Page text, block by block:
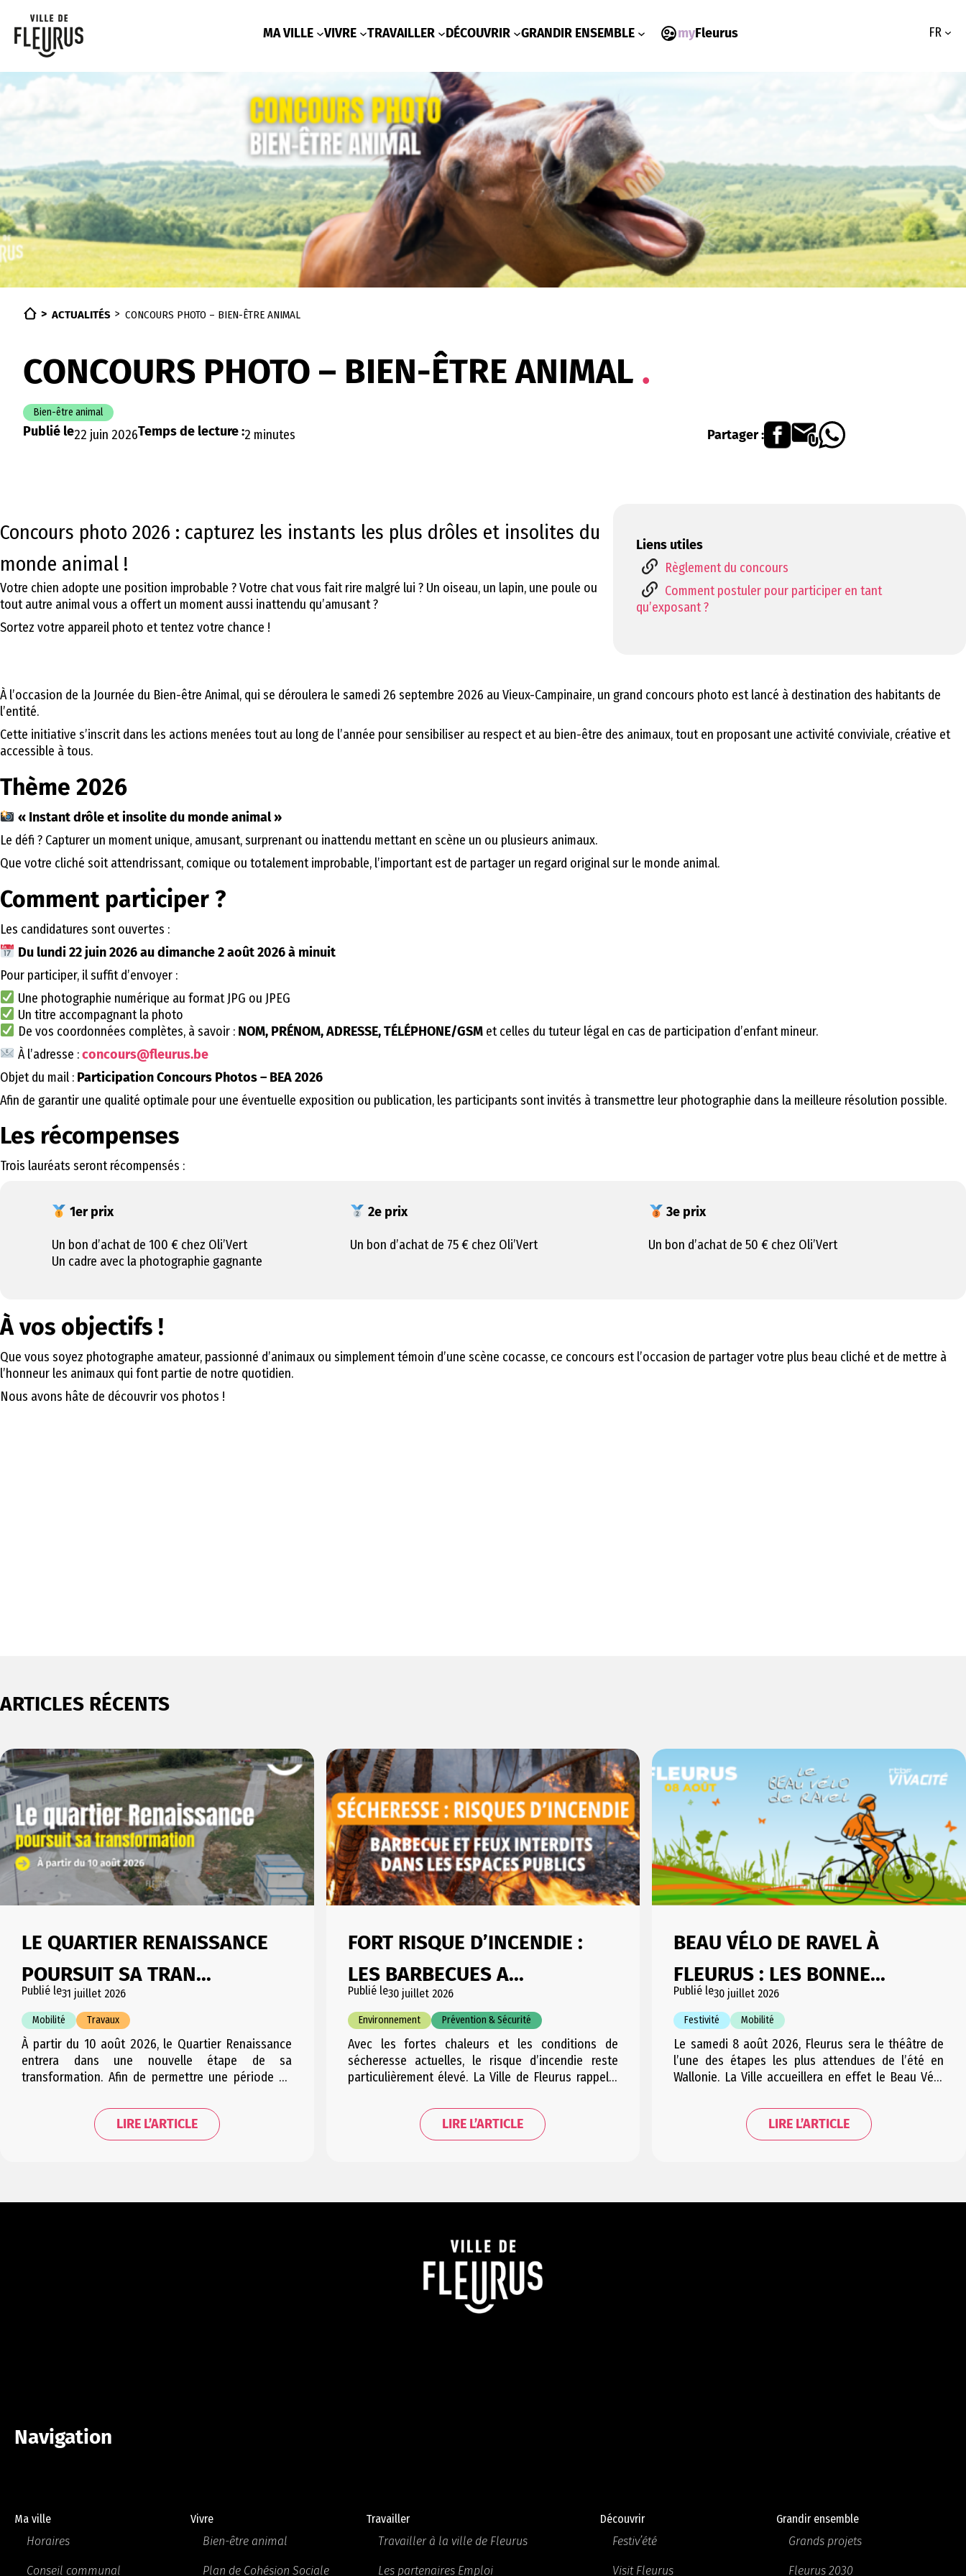
contenu
MA VILLE VIVRE TRAVAILLER DÉCOUVRIR GRANDIR ENSEMBLE myFleurus FR
ACTUALITÉS CONCOURS PHOTO – BIEN-ÊTRE ANIMAL
CONCOURS PHOTO – BIEN-ÊTRE ANIMAL
Bien-être animal
Publié le22 juin 2026Temps de lecture :2 minutes Partager :
Concours photo 2026 : capturez les instants les plus drôles et insolites du
monde animal !
Votre chien adopte une position improbable ? Votre chat vous fait rire malgré lui ? Un oiseau, un lapin, une poule ou
tout autre animal vous a offert un moment aussi inattendu qu’amusant ?
Sortez votre appareil photo et tentez votre chance !
Liens utiles
Règlement du concours
Comment postuler pour participer en tant
qu’exposant ?
À l’occasion de la Journée du Bien-être Animal, qui se déroulera le samedi 26 septembre 2026 au Vieux-Campinaire, un grand concours photo est lancé à destination des habitants de
l’entité.
Cette initiative s’inscrit dans les actions menées tout au long de l’année pour sensibiliser au respect et au bien-être des animaux, tout en proposant une activité conviviale, créative et
accessible à tous.
Thème 2026
« Instant drôle et insolite du monde animal »
Le défi ? Capturer un moment unique, amusant, surprenant ou inattendu mettant en scène un ou plusieurs animaux.
Que votre cliché soit attendrissant, comique ou totalement improbable, l’important est de partager un regard original sur le monde animal.
Comment participer ?
Les candidatures sont ouvertes :
Du lundi 22 juin 2026 au dimanche 2 août 2026 à minuit
Pour participer, il suffit d’envoyer :
Une photographie numérique au format JPG ou JPEG
Un titre accompagnant la photo
De vos coordonnées complètes, à savoir : NOM, PRÉNOM, ADRESSE, TÉLÉPHONE/GSMet celles du tuteur légal en cas de participation d’enfant mineur.
À l’adresse :concours@fleurus.be
Objet du mail : Participation Concours Photos – BEA 2026
Afin de garantir une qualité optimale pour une éventuelle exposition ou publication, les participants sont invités à transmettre leur photographie dans la meilleure résolution possible.
Les récompenses
Trois lauréats seront récompensés :
1er prix
Un bon d’achat de 100 € chez Oli’Vert
Un cadre avec la photographie gagnante
2e prix
Un bon d’achat de 75 € chez Oli’Vert
3e prix
Un bon d’achat de 50 € chez Oli’Vert
À vos objectifs !
Que vous soyez photographe amateur, passionné d’animaux ou simplement témoin d’une scène cocasse, ce concours est l’occasion de partager votre plus beau cliché et de mettre à
l’honneur les animaux qui font partie de notre quotidien.
Nous avons hâte de découvrir vos photos !
ARTICLES RÉCENTS
LE QUARTIER RENAISSANCE
POURSUIT SA TRAN...
Publié le31 juillet 2026
Mobilité Travaux
À partir du 10 août 2026, le Quartier Renaissance
entrera dans une nouvelle étape de sa
transformation. Afin de permettre une période de
d’embarras possible pour les riverains, cette étape
sera répartie en plusieurs courtes phases
successives. Les trois phases se suivant
LIRE L’ARTICLE
FORT RISQUE D’INCENDIE :
LES BARBECUES A...
Publié le30 juillet 2026
Environnement Prévention & Sécurité
Avec les fortes chaleurs et les conditions de
sécheresse actuelles, le risque d’incendie reste
particulièrement élevé. La Ville de Fleurus rappelle
plus grande vigilance, notamment dans les espaces
naturels et boisés. Documents utiles Des barbecues
ont encore récemment été observés, notamment à
LIRE L’ARTICLE
BEAU VÉLO DE RAVEL À
FLEURUS : LES BONNE...
Publié le30 juillet 2026
Festivité Mobilité
Le samedi 8 août 2026, Fleurus sera le théâtre de
l’une des étapes les plus attendues de l’été en
Wallonie. La Ville accueillera en effet le Beau Vélo
rassemble chaque année plusieurs milliers de
cyclistes et de visiteurs autour d’une journée
placée sous le signe de la…
LIRE L’ARTICLE
Navigation
Ma ville
Horaires
Conseil communal
Vivre
Bien-être animal
Plan de Cohésion Sociale
Travailler
Travailler à la ville de Fleurus
Les partenaires Emploi
Découvrir
Festiv’été
Visit Fleurus
Grandir ensemble
Grands projets
Fleurus 2030